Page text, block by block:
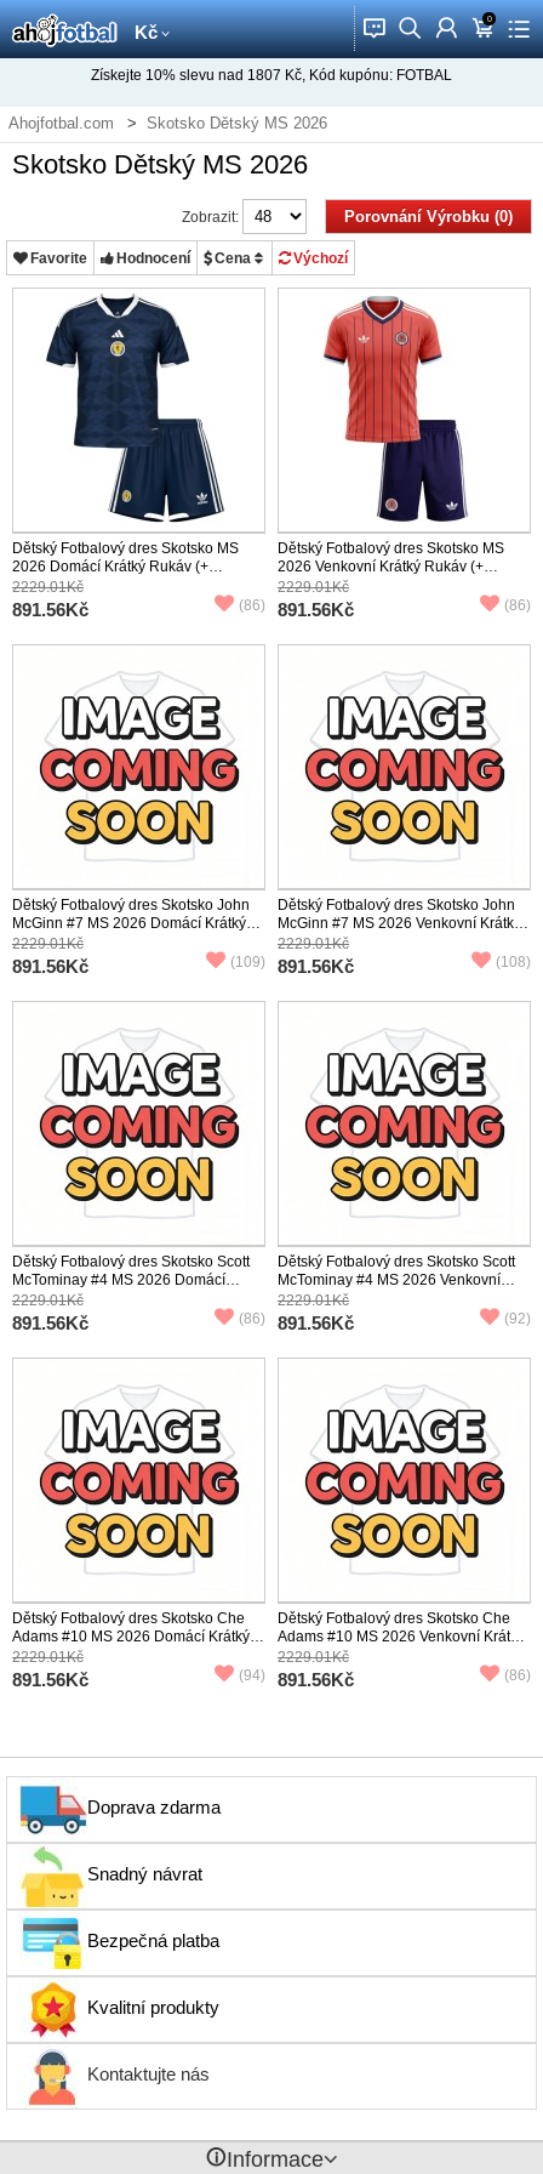
Kč 󰂱 󰂨 󰃳 0
󰃦 󰃖
Získejte 10% slevu nad 1807 Kč, Kód kupónu: FOTBAL
Ahojfotbal.com Skotsko Dětský MS 2026
Skotsko Dětský MS 2026
Porovnání Výrobku (0)
Zobrazit:
Favorite Hodnocení Cena Výchozí
Dětský Fotbalový dres Skotsko MS
2026 Domácí Krátký Rukáv (+
trenýrky)
2229.01Kč
891.56Kč (86)
Dětský Fotbalový dres Skotsko MS
2026 Venkovní Krátký Rukáv (+
trenýrky)
2229.01Kč
891.56Kč (86)
Dětský Fotbalový dres Skotsko John
McGinn #7 MS 2026 Domácí Krátký
Rukáv (+ trenýrky)
2229.01Kč
891.56Kč (109)
Dětský Fotbalový dres Skotsko John
McGinn #7 MS 2026 Venkovní Krátký
Rukáv (+ trenýrky)
2229.01Kč
891.56Kč (108)
Dětský Fotbalový dres Skotsko Scott
McTominay #4 MS 2026 Domácí
Krátký Rukáv (+ trenýrky)
2229.01Kč
891.56Kč (86)
Dětský Fotbalový dres Skotsko Scott
McTominay #4 MS 2026 Venkovní
Krátký Rukáv (+ trenýrky)
2229.01Kč
891.56Kč (92)
Dětský Fotbalový dres Skotsko Che
Adams #10 MS 2026 Domácí Krátký
Rukáv (+ trenýrky)
2229.01Kč
891.56Kč (94)
Dětský Fotbalový dres Skotsko Che
Adams #10 MS 2026 Venkovní Krátký
Rukáv (+ trenýrky)
2229.01Kč
891.56Kč (86)
Doprava zdarma
Snadný návrat
Bezpečná platba
Kvalitní produkty
Kontaktujte nás
󰈢Informace